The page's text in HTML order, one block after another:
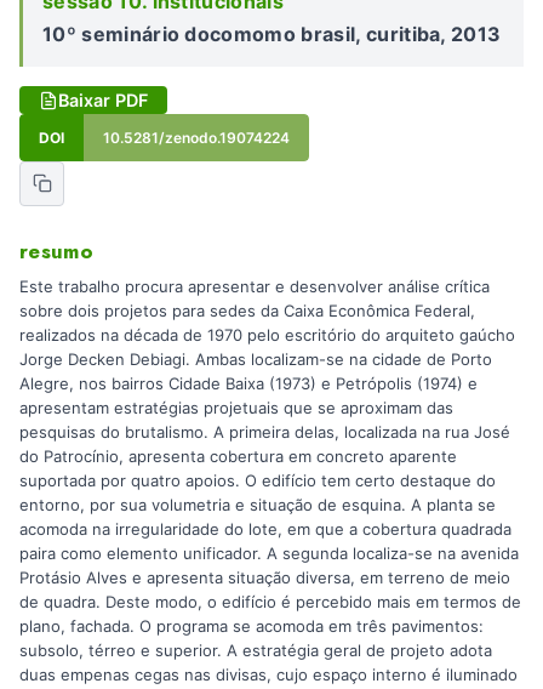
10º seminário docomomo brasil, curitiba, 2013
Baixar PDF
DOI 10.5281/zenodo.19074224
resumo
Este trabalho procura apresentar e desenvolver análise crítica
sobre dois projetos para sedes da Caixa Econômica Federal,
realizados na década de 1970 pelo escritório do arquiteto gaúcho
Jorge Decken Debiagi. Ambas localizam-se na cidade de Porto
Alegre, nos bairros Cidade Baixa (1973) e Petrópolis (1974) e
apresentam estratégias projetuais que se aproximam das
pesquisas do brutalismo. A primeira delas, localizada na rua José
do Patrocínio, apresenta cobertura em concreto aparente
suportada por quatro apoios. O edifício tem certo destaque do
entorno, por sua volumetria e situação de esquina. A planta se
acomoda na irregularidade do lote, em que a cobertura quadrada
paira como elemento unificador. A segunda localiza-se na avenida
Protásio Alves e apresenta situação diversa, em terreno de meio
de quadra. Deste modo, o edifício é percebido mais em termos de
plano, fachada. O programa se acomoda em três pavimentos:
subsolo, térreo e superior. A estratégia geral de projeto adota
duas empenas cegas nas divisas, cujo espaço interno é iluminado